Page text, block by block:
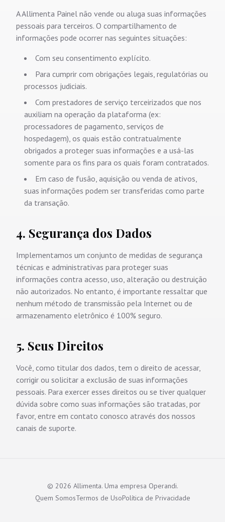
A Allimenta Painel não vende ou aluga suas informações
pessoais para terceiros. O compartilhamento de
informações pode ocorrer nas seguintes situações:
Com seu consentimento explícito.
Para cumprir com obrigações legais, regulatórias ou
processos judiciais.
Com prestadores de serviço terceirizados que nos
auxiliam na operação da plataforma (ex:
processadores de pagamento, serviços de
hospedagem), os quais estão contratualmente
obrigados a proteger suas informações e a usá-las
somente para os fins para os quais foram contratados.
Em caso de fusão, aquisição ou venda de ativos,
suas informações podem ser transferidas como parte
da transação.
4. Segurança dos Dados
Implementamos um conjunto de medidas de segurança
técnicas e administrativas para proteger suas
informações contra acesso, uso, alteração ou destruição
não autorizados. No entanto, é importante ressaltar que
nenhum método de transmissão pela Internet ou de
armazenamento eletrônico é 100% seguro.
5. Seus Direitos
Você, como titular dos dados, tem o direito de acessar,
corrigir ou solicitar a exclusão de suas informações
pessoais. Para exercer esses direitos ou se tiver qualquer
dúvida sobre como suas informações são tratadas, por
favor, entre em contato conosco através dos nossos
canais de suporte.
© 2026 Allimenta. Uma empresa Operandi.
Quem SomosTermos de UsoPolítica de Privacidade